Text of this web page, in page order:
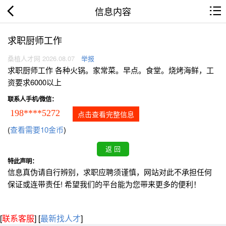
信息内容
求职厨师工作
桑植人才网 2026.08.07 举报
求职厨师工作 各种火锅。家常菜。早点。食堂。烧烤海鲜，工
资要求6000以上
联系人手机/微信：
198****5272 点击查看完整信息
(查看需要10金币)
特此声明：
信息真伪请自行辨别，求职应聘须谨慎，网站对此不承担任何
保证或连带责任! 希望我们的平台能为您带来更多的便利！
[联系客服] [最新找人才]